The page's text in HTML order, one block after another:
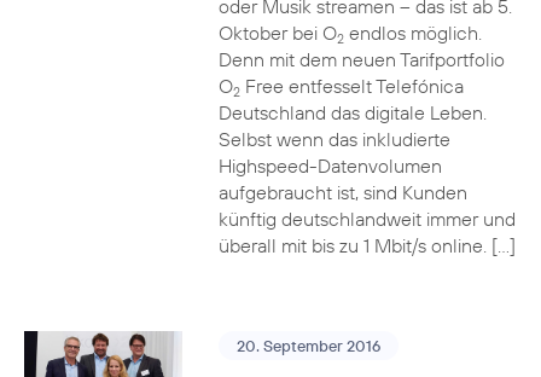
oder Musik streamen – das ist ab 5.
Oktober bei O2endlos möglich.
Denn mit dem neuen Tarifportfolio
O2Free entfesselt Telefónica
Deutschland das digitale Leben.
Selbst wenn das inkludierte
Highspeed-Datenvolumen
aufgebraucht ist, sind Kunden
künftig deutschlandweit immer und
überall mit bis zu 1 Mbit/s online. […]
20. September 2016